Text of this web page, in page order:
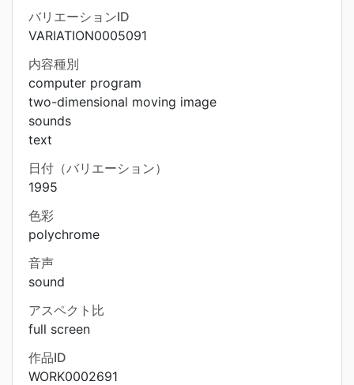
バリエーションID
VARIATION0005091
内容種別
computer program
two-dimensional moving image
sounds
text
日付（バリエーション）
1995
色彩
polychrome
音声
sound
アスペクト比
full screen
作品ID
WORK0002691